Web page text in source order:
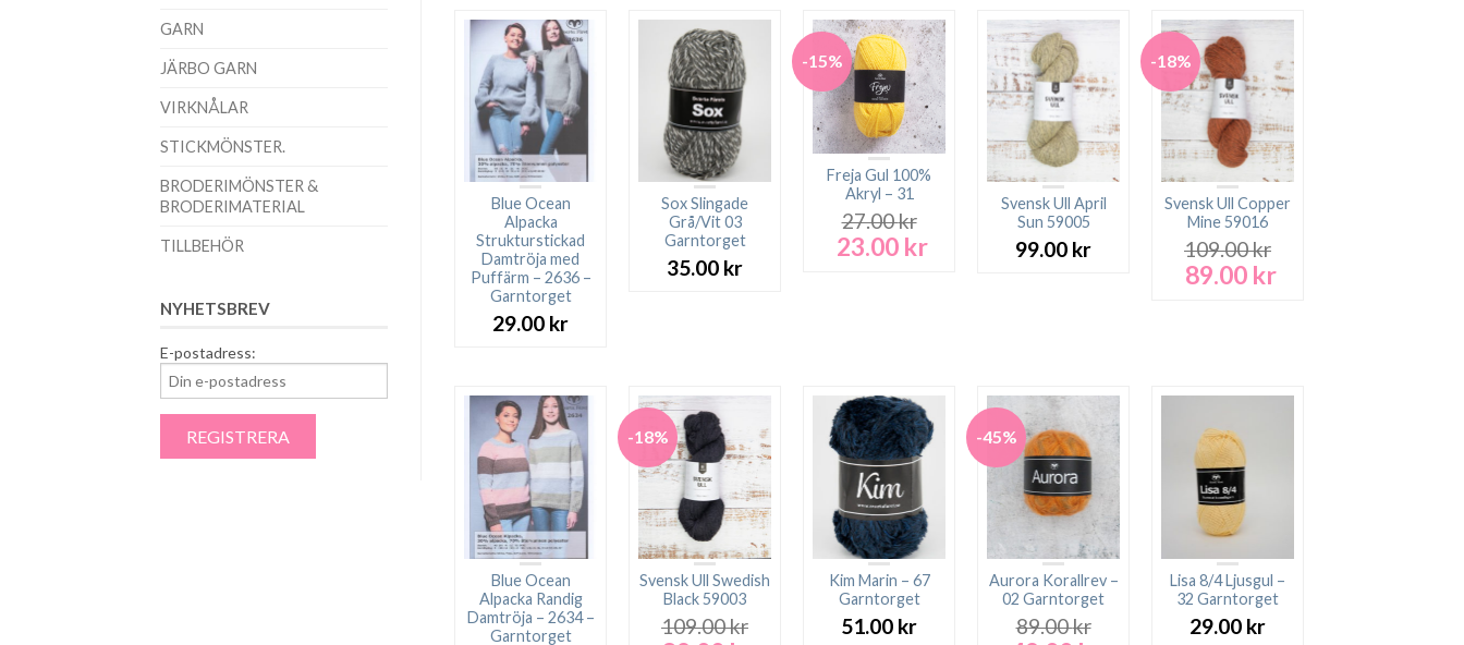
GARN
JÄRBO GARN
VIRKNÅLAR
STICKMÖNSTER.
BRODERIMÖNSTER &
BRODERIMATERIAL
TILLBEHÖR
NYHETSBREV
E-postadress:
89.00 kr.
49.00 kr.
Blue Ocean
Alpacka
Strukturstickad
Damtröja med
Puffärm – 2636 –
Garntorget
29.00 kr
Sox Slingade
Grå/Vit 03
Garntorget
35.00 kr
-15%
Freja Gul 100%
Akryl – 31
27.00kr
Det
23.00 krDet
nuvarande
Svensk Ull April
Sun 59005
99.00 kr
-18%
Svensk Ull Copper
Mine 59016
109.00kr
Det
89.00 krDet
Blue Ocean
Alpacka Randig
Damtröja – 2634 –
Garntorget
-18%
Svensk Ull Swedish
Black 59003
109.00kr
Kim Marin – 67
Garntorget
51.00 kr
-45%
Aurora Korallrev –
02 Garntorget
89.00kr
Lisa 8/4 Ljusgul –
32 Garntorget
29.00 kr